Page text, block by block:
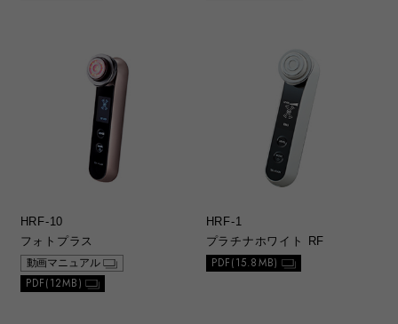
HRF-10
フォトプラス
動画マニュアル
PDF(12MB)
HRF-1
プラチナホワイト RF
PDF(15.8MB)